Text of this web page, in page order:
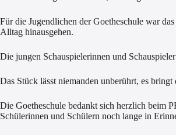
Für die Jugendlichen der Goetheschule war
Alltag hinausgehen.
Die jungen Schauspielerinnen und
Das Stück lässt niemanden unberührt, es
Die Goetheschule bedankt sich herzlich beim
Schülerinnen und Schülern noch lange in